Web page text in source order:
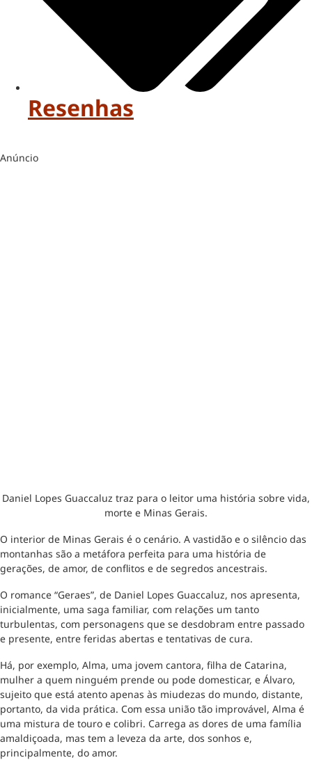
Resenhas
Anúncio
Daniel Lopes Guaccaluz traz para o leitor uma história sobre vida,
morte e Minas Gerais.
O interior de Minas Gerais é o cenário. A vastidão e o silêncio das
montanhas são a metáfora perfeita para uma história de
gerações, de amor, de conflitos e de segredos ancestrais.
O romance “Geraes”, de Daniel Lopes Guaccaluz, nos apresenta,
inicialmente, uma saga familiar, com relações um tanto
turbulentas, com personagens que se desdobram entre passado
e presente, entre feridas abertas e tentativas de cura.
Há, por exemplo, Alma, uma jovem cantora, filha de Catarina,
mulher a quem ninguém prende ou pode domesticar, e Álvaro,
sujeito que está atento apenas às miudezas do mundo, distante,
portanto, da vida prática. Com essa união tão improvável, Alma é
uma mistura de touro e colibri. Carrega as dores de uma família
amaldiçoada, mas tem a leveza da arte, dos sonhos e,
principalmente, do amor.